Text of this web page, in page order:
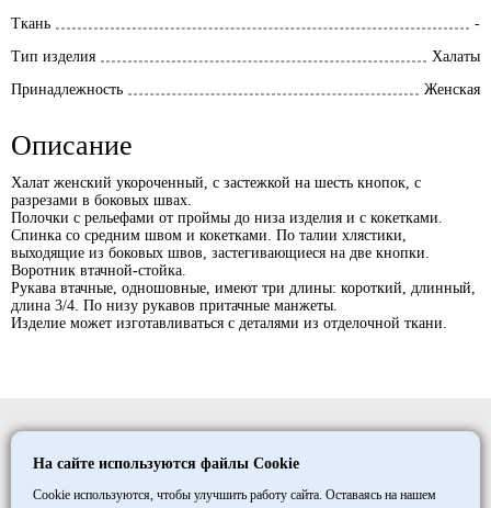
Ткань
-
Тип изделия
Халаты
Принадлежность
Женская
Описание
Халат женский укороченный, с застежкой на шесть кнопок, с
разрезами в боковых швах.
Полочки с рельефами от проймы до низа изделия и с кокетками.
Спинка со средним швом и кокетками. По талии хлястики,
выходящие из боковых швов, застегивающиеся на две кнопки.
Воротник втачной-стойка.
Рукава втачные, одношовные, имеют три длины: короткий, длинный,
длина 3/4. По низу рукавов притачные манжеты.
Изделие может изготавливаться с деталями из отделочной ткани.
©1997- 2026
ООО «ТД «МАКСИМУМ»
На сайте используются файлы Cookie
Cookie используются, чтобы улучшить работу сайта. Оставаясь на нашем